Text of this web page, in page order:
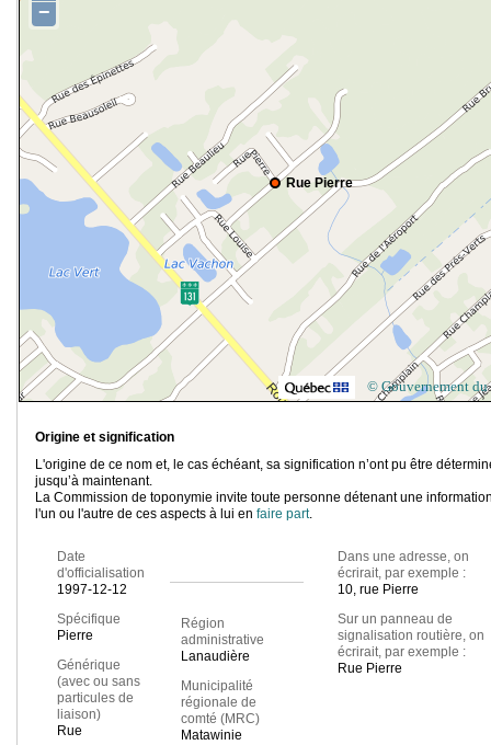
Rue Pierre
−
© Gouvernement du
Origine et signification
L'origine de ce nom et, le cas échéant, sa signification n’ont pu être
jusqu’à maintenant.
La Commission de toponymie invite toute personne détenant une
l'un ou l'autre de ces aspects à lui en faire part.
Date
d'officialisation
1997-12-12
Spécifique
Pierre
Générique
(avec ou sans
particules de
liaison)
Rue
Région
administrative
Lanaudière
Municipalité
régionale de
comté (MRC)
Matawinie
Dans une adresse, on
écrirait, par exemple :
10, rue Pierre
Sur un panneau de
signalisation routière, on
écrirait, par exemple :
Rue Pierre